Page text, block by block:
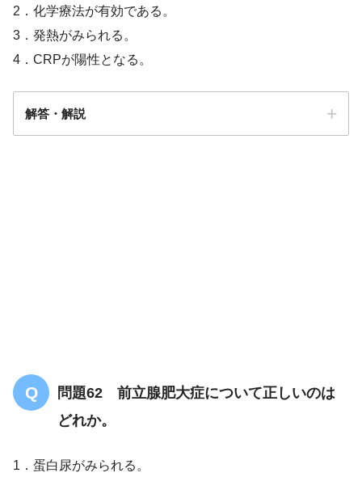
2．化学療法が有効である。
3．発熱がみられる。
4．CRPが陽性となる。
解答・解説
問題62 前立腺肥大症について正しいのは
どれか。
1．蛋白尿がみられる。